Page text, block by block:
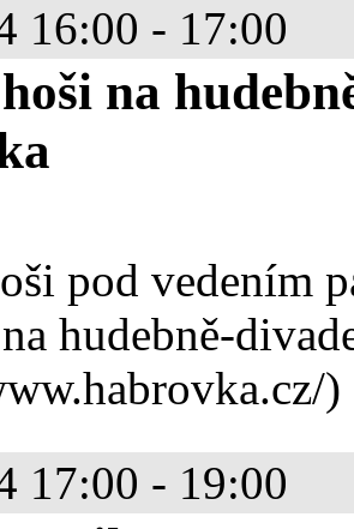
16:00 - 17:00
na
pod vedením
hudebně-
17:00 - 19:00